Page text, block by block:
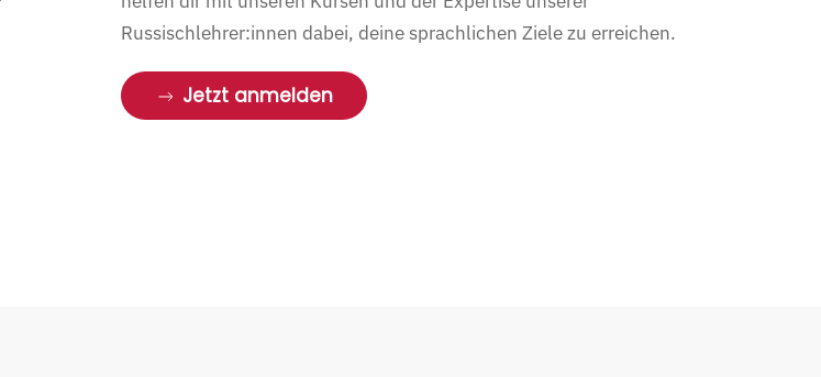
Russischlehrer:innen dabei, deine sprachlichen Ziele zu erreichen.
Jetzt anmelden